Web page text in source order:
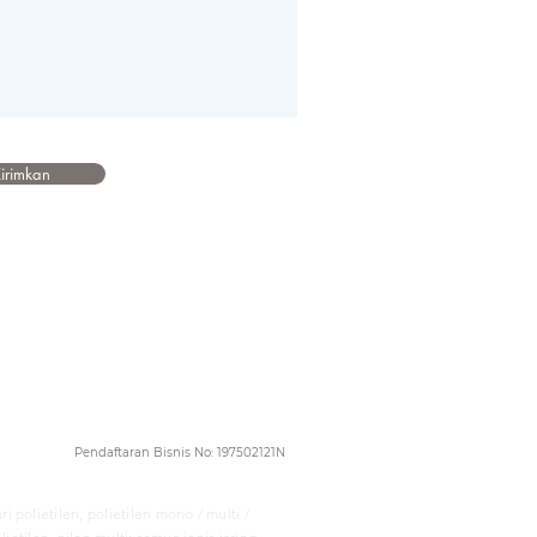
Pendaftaran Bisnis No: 197502121N
polietilen, polietilen mono / multi /